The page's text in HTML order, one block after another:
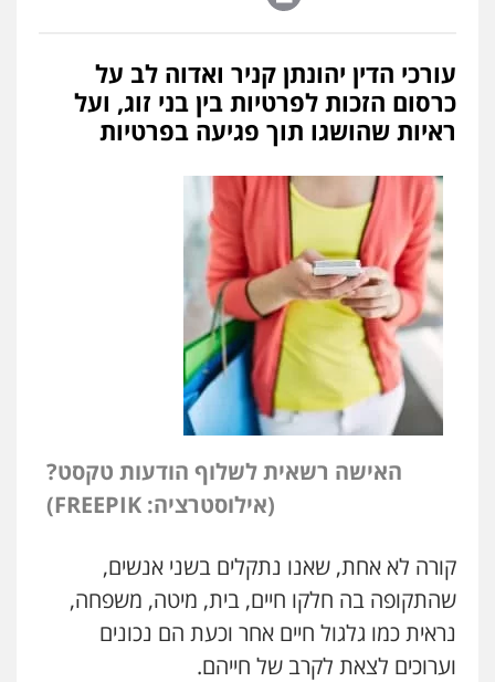
עורכי הדין יהונתן קניר ואדוה לב על
כרסום הזכות לפרטיות בין בני זוג, ועל
ראיות שהושגו תוך פגיעה בפרטיות
האישה רשאית לשלוף הודעות טקסט?
(אילוסטרציה: FREEPIK)
קורה לא אחת, שאנו נתקלים בשני אנשים,
שהתקופה בה חלקו חיים, בית, מיטה, משפחה,
נראית כמו גלגול חיים אחר וכעת הם נכונים
וערוכים לצאת לקרב של חייהם.